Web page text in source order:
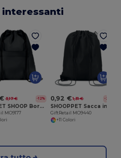
3,17 € -12%
POCKET SHOOP Borsa con Coulisse in Poliestere 210D con Tasca Frontale
MO9177
0,92 € 1,31 € -29%
GiftRetail MO9440
+11 Colori